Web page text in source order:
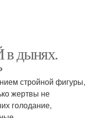
дынях.
стройной фигуры,
жертвы не
голодание,